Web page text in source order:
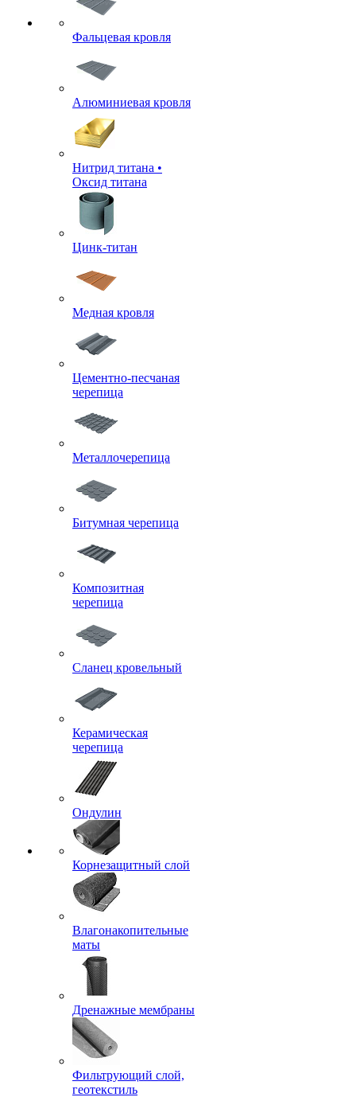
Фальцевая кровля
Алюминиевая кровля
Нитрид титана •
Оксид титана
Цинк-титан
Медная кровля
Цементно-песчаная
черепица
Металлочерепица
Битумная черепица
Композитная
черепица
Сланец кровельный
Керамическая
черепица
Ондулин
Корнезащитный слой
Влагонакопительные
маты
Дренажные мембраны
Фильтрующий слой,
геотекстиль